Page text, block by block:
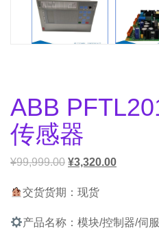
ABB
传感器
¥99,999.00 ¥3,320.00
交货货期：现货
产品名称：模块/控制器/伺